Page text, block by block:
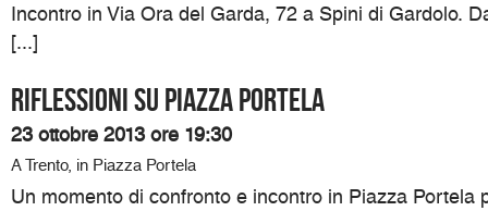
Incontro in Via Ora del Garda, 72 a Spini di Gardolo.
[...]
RIFLESSIONI SU PIAZZA PORTELA
23 ottobre 2013 ore 19:30
A Trento, in Piazza Portela
Un momento di confronto e incontro in Piazza Portela